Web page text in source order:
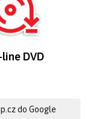
line DVD
do Google